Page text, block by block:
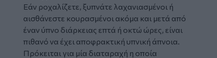
Εάν ροχαλίζετε, ξυπνάτε λαχανιασμένοι ή
αισθάνεστε κουρασμένοι ακόμα και μετά από
έναν ύπνο διάρκειας επτά ή οκτώ ώρες, είναι
πιθανό να έχει αποφρακτική υπνική άπνοια.
Πρόκειται για μία διαταραχή η οποία